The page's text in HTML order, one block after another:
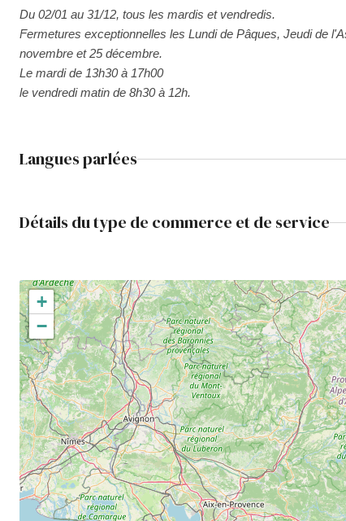
Du 02/01 au 31/12, tous les mardis et vendredis.
Fermetures exceptionnelles les Lundi de Pâques, Jeudi de
novembre et 25 décembre.
Le mardi de 13h30 à 17h00
le vendredi matin de 8h30 à 12h.
Langues parlées
Détails du type de commerce et de service
+
−